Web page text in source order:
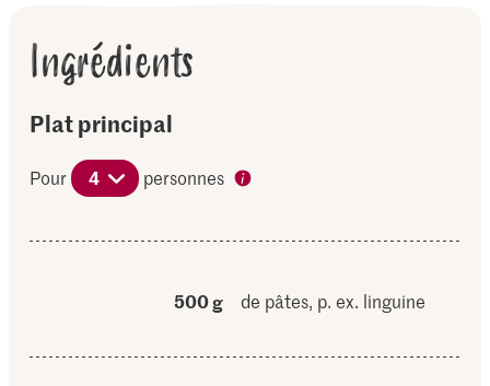
Ingrédients
Plat principal
Pour 4 personnes
500 g de pâtes, p. ex. linguine